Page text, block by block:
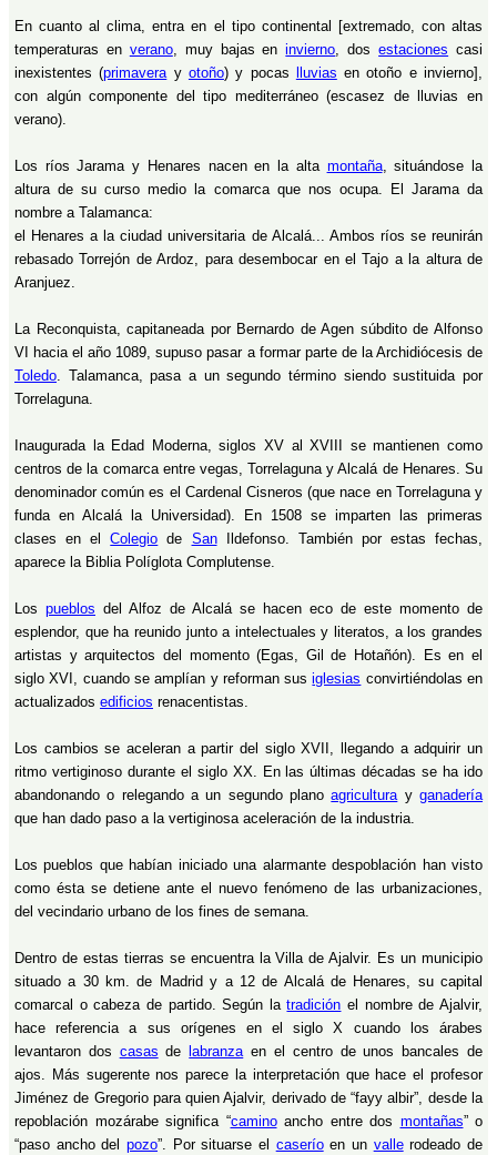
En cuanto al clima, entra en el tipo continental [extremado, con altas
temperaturas en verano, muy bajas eninvierno , dosestaciones casi
inexistentes (primavera y otoño) y pocas lluvias en otoño e invierno],
con algún componente del tipo mediterráneo (escasez de lluvias en
verano).
Los ríos Jarama y Henares nacen en la alta montaña, situándose la
altura de su curso medio la comarca que nos ocupa. El Jarama da
nombre a Talamanca:
el Henares a la ciudad universitaria de Alcalá... Ambos ríos se reunirán
rebasado Torrejón de Ardoz, para desembocar en el Tajo a la altura de
Aranjuez.
La Reconquista, capitaneada por Bernardo de Agen súbdito de Alfonso
VI hacia el año 1089, supuso pasar a formar parte de la Archidiócesis de
Toledo . Talamanca, pasa a un segundo término siendo sustituida por
Torrelaguna.
Inaugurada la Edad Moderna, siglos XV al XVIII se mantienen como
centros de la comarca entre vegas, Torrelaguna y Alcalá de Henares. Su
denominador común es el Cardenal Cisneros (que nace en Torrelaguna y
funda en Alcalá la Universidad). En 1508 se imparten las primeras
clases en elColegio de SanIldefonso. También por estas fechas,
aparece la Biblia Políglota Complutense.
Los pueblos del Alfoz de Alcalá se hacen eco de este momento de
esplendor, que ha reunido junto a intelectuales y literatos, a los grandes
artistas y arquitectos del momento (Egas, Gil de Hotañón). Es en el
siglo XVI, cuando se amplían y reforman susiglesias convirtiéndolas en
actualizados edificios renacentistas.
Los cambios se aceleran a partir del siglo XVII, llegando a adquirir un
ritmo vertiginoso durante el siglo XX. En las últimas décadas se ha ido
abandonando o relegando a un segundo planoagricultura yganadería
que han dado paso a la vertiginosa aceleración de la industria.
Los pueblos que habían iniciado una alarmante despoblación han visto
como ésta se detiene ante el nuevo fenómeno de las urbanizaciones,
del vecindario urbano de los fines de semana.
Dentro de estas tierras se encuentra la Villa de Ajalvir. Es un municipio
situado a 30 km. de Madrid y a 12 de Alcalá de Henares, su capital
comarcal o cabeza de partido. Según latradición el nombre de Ajalvir,
hace referencia a sus orígenes en el siglo X cuando los árabes
levantaron dos casas de labranza en el centro de unos bancales de
ajos. Más sugerente nos parece la interpretación que hace el profesor
Jiménez de Gregorio para quien Ajalvir, derivado de “fayy albir”, desde la
repoblación mozárabe significa “caminoancho entre dos montañas” o
“paso ancho del pozo”. Por situarse el caseríoen un vallerodeado de